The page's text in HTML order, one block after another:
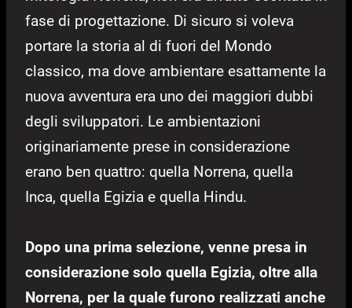
fase di progettazione. Di sicuro si voleva
portare la storia al di fuori del Mondo
classico, ma dove ambientare esattamente la
nuova avventura era uno dei maggiori dubbi
degli sviluppatori. Le ambientazioni
originariamente prese in considerazione
erano ben quattro: quella Norrena, quella
Inca, quella Egizia e quella Hindu.
Dopo una prima selezione, venne presa in
considerazione solo quella Egizia, oltre alla
Norrena, per la quale furono realizzati anche